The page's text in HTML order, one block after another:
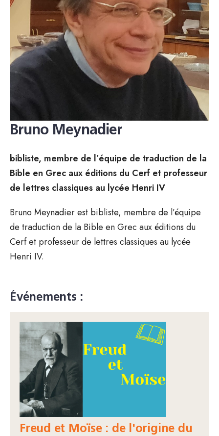
Bruno Meynadier
bibliste, membre de l’équipe de traduction de la
Bible en Grec aux éditions du Cerf et professeur
de lettres classiques au lycée Henri IV
Bruno Meynadier est bibliste, membre de l’équipe
de traduction de la Bible en Grec aux éditions du
Cerf et professeur de lettres classiques au lycée
Henri IV.
Événements :
Freud et Moïse : de l'origine du